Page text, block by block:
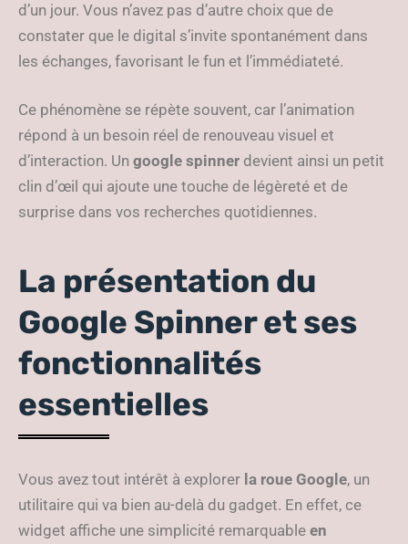
d’un jour. Vous n’avez pas d’autre choix que de
constater que le digital s’invite spontanément dans
les échanges, favorisant le fun et l’immédiateté.
Ce phénomène se répète souvent, car l’animation
répond à un besoin réel de renouveau visuel et
d’interaction. Un google spinner devient ainsi un petit
clin d’œil qui ajoute une touche de légèreté et de
surprise dans vos recherches quotidiennes.
La présentation du
Google Spinner et ses
fonctionnalités
essentielles
Vous avez tout intérêt à explorer la roue Google, un
utilitaire qui va bien au-delà du gadget. En effet, ce
widget affiche une simplicité remarquable en